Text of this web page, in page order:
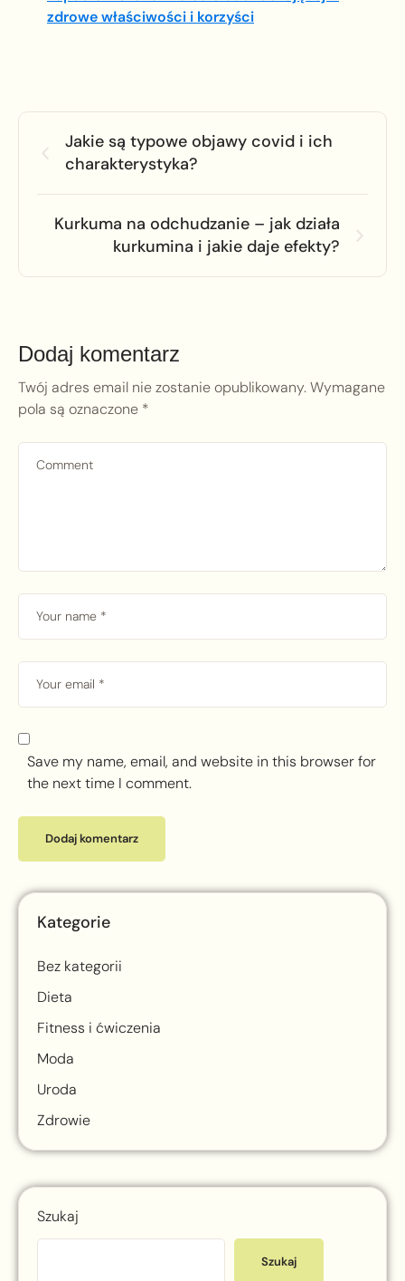
zdrowe właściwości i korzyści
Jakie są typowe objawy covid i ich
charakterystyka?
Kurkuma na odchudzanie – jak działa
kurkumina i jakie daje efekty?
Dodaj komentarz
Twój adres email nie zostanie opublikowany.Wymagane
pola są oznaczone *
Save my name, email, and website in this browser for
the next time I comment.
Kategorie
Bez kategorii
Dieta
Fitness i ćwiczenia
Moda
Uroda
Zdrowie
Szukaj
Szukaj